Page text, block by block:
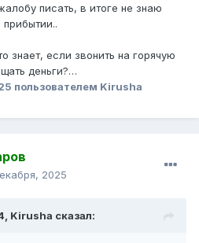
писать, в итоге не знаю
знает, если звонить на горячую
деньги?…
пользователем Kirusha
2025
Kirusha сказал: